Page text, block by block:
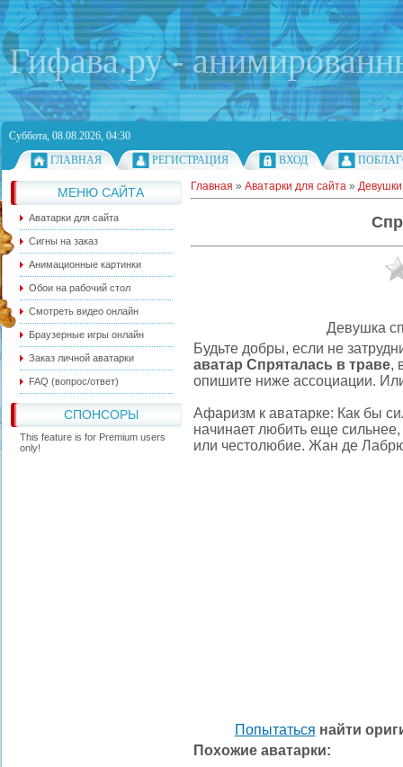
Гифава.ру -
Суббота, 08.08.2026, 04:30
ГЛАВНАЯ
РЕГИСТРАЦИЯ ВХОД
МЕНЮ САЙТА
Аватарки для сайта
Сигны на заказ
Анимационные картинки
Обои на рабочий стол
Смотреть видео онлайн
Браузерные игры онлайн
Заказ личной аватарки
FAQ (вопрос/ответ)
СПОНСОРЫ
This feature is for Premium users
only!
Главная » Аватарки для сайта »
Девушка
Будьте добры, если не
аватар Спряталась в траве,
опишите ниже ассоциации.
Афаризм к аватарке: Как бы
начинает любить еще
или честолюбие. Жан де
Попытаться найти
Похожие аватарки: